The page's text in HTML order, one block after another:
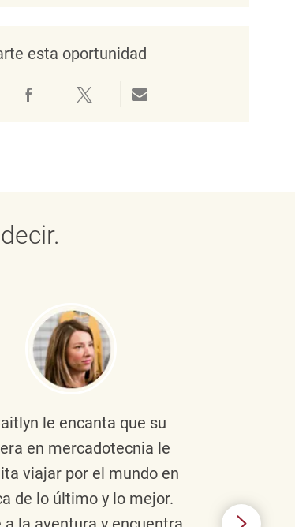
esta oportunidad
a través de LinkedIn
Compartir a través de Facebook
Compartir a través de twitter
Compartir por correo
le encanta que su
en mercadotecnia le
viajar por el mundo en
de lo último y lo mejor.